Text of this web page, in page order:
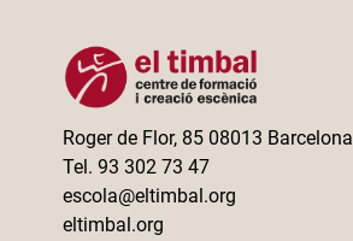
Roger de Flor, 85 08013 Barcelona
Tel. 93 302 73 47
escola@eltimbal.org
eltimbal.org